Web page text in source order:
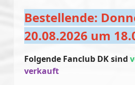
Bestellende:
20.08.2026 um
Folgende Fanclub DK sind
verkauft